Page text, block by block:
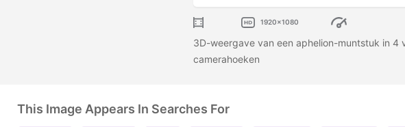
1920x1080
3D-weergave van een aphelion-muntstuk in 4
camerahoeken
This Image Appears In Searches For